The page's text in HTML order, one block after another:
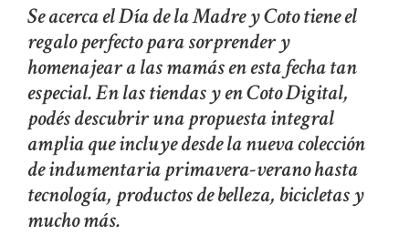
Se acerca el Día de la Madre y Coto tiene el
regalo perfecto para sorprender y
homenajear a las mamás en esta fecha tan
especial. En las tiendas y en Coto Digital,
podés descubrir una propuesta integral
amplia que incluye desde la nueva colección
de indumentaria primavera-verano hasta
tecnología, productos de belleza, bicicletas y
mucho más.